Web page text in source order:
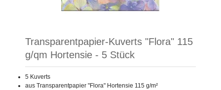
Transparentpapier-Kuverts "Flora" 115
g/qm Hortensie - 5 Stück
5 Kuverts
aus Transparentpapier "Flora" Hortensie 115 g/m²